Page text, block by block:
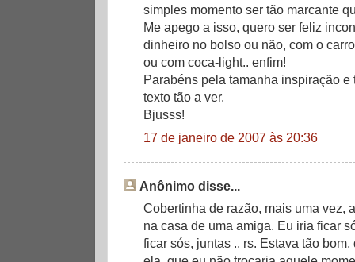
simples momento ser tão marcante
Me apego a isso, quero ser feliz
dinheiro no bolso ou não, com o
ou com coca-light.. enfim!
Parabéns pela tamanha inspiração
texto tão a ver.
Bjusss!
17 de janeiro de 2007 às 20:36
Anônimo disse...
Cobertinha de razão, mais uma vez,
na casa de uma amiga. Eu iria ficar
ficar sós, juntas .. rs. Estava tão